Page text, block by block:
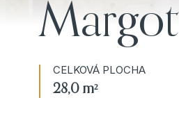
Margot
CELKOVÁ PLOCHA
28,0 m²